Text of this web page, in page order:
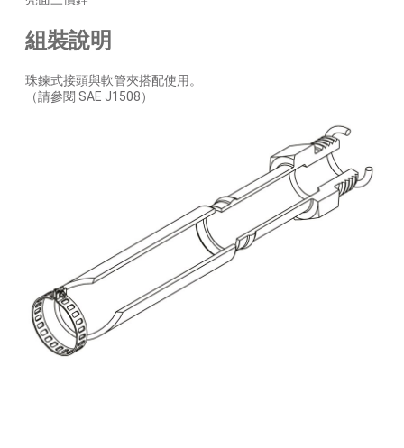
組裝說明
珠鍊式接頭與軟管夾搭配使用。
（請參閱 SAE J1508）